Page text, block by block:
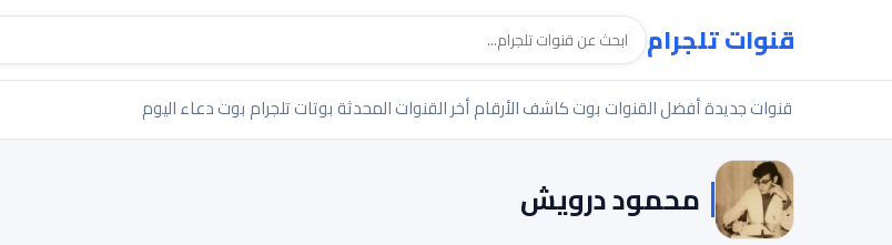
قنوات تلجرام
قنوات جديدةأفضل القنواتبوت كاشف الأرقامأخر القنوات المحدثةبوتات تلجرام بوت دعاء اليوم
محمود درويش